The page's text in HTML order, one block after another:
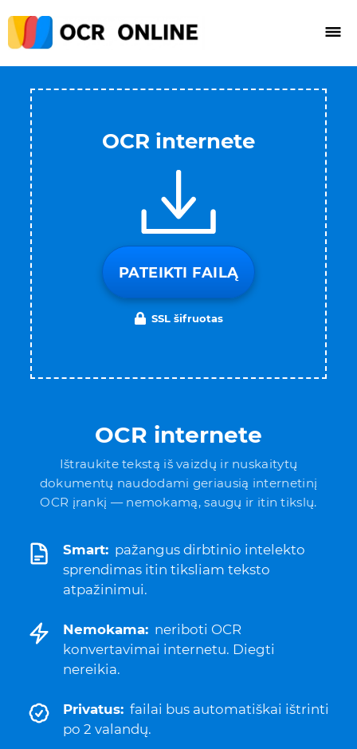
OCR internete
Ištraukite tekstą iš vaizdų ir nuskaitytų
dokumentų naudodami geriausią internetinį
OCR įrankį — nemokamą, saugų ir itin tikslų.
Smart: pažangus dirbtinio intelekto
sprendimas itin tiksliam teksto
atpažinimui.
Nemokama: neriboti OCR
konvertavimai internetu. Diegti
nereikia.
Privatus: failai bus automatiškai ištrinti
po 2 valandų.
OCR internete
PATEIKTI FAILĄ
SSL šifruotas